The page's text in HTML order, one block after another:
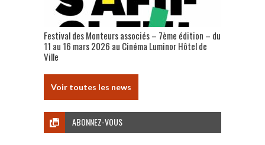
Festival des Monteurs associés – 7ème édition – du
11 au 16 mars 2026 au Cinéma Luminor Hôtel de
Ville
Voir toutes les news
ABONNEZ-VOUS